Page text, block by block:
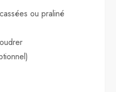
ou praliné